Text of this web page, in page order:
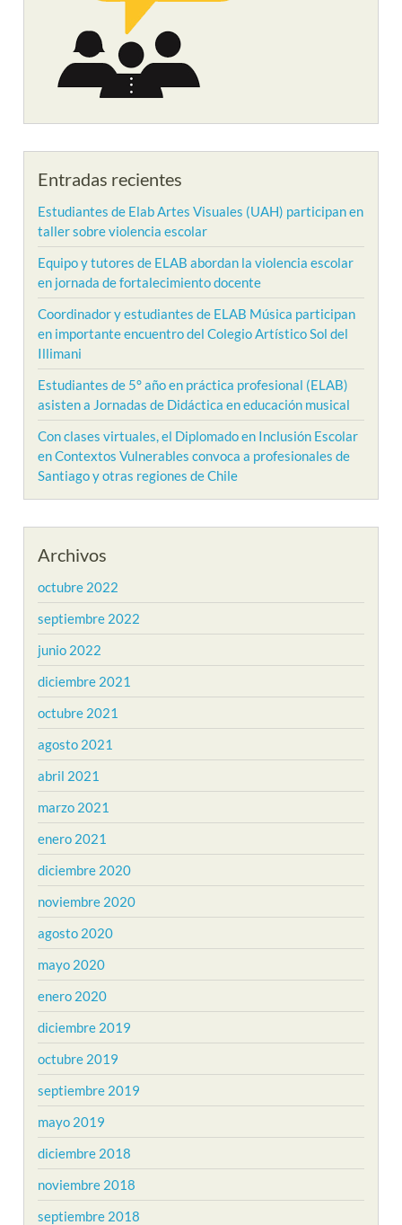
Entradas recientes
Estudiantes de Elab Artes Visuales (UAH) participan en
taller sobre violencia escolar
Equipo y tutores de ELAB abordan la violencia escolar
en jornada de fortalecimiento docente
Coordinador y estudiantes de ELAB Música participan
en importante encuentro del Colegio Artístico Sol del
Illimani
Estudiantes de 5° año en práctica profesional (ELAB)
asisten a Jornadas de Didáctica en educación musical
Con clases virtuales, el Diplomado en Inclusión Escolar
en Contextos Vulnerables convoca a profesionales de
Santiago y otras regiones de Chile
Archivos
octubre 2022
septiembre 2022
junio 2022
diciembre 2021
octubre 2021
agosto 2021
abril 2021
marzo 2021
enero 2021
diciembre 2020
noviembre 2020
agosto 2020
mayo 2020
enero 2020
diciembre 2019
octubre 2019
septiembre 2019
mayo 2019
diciembre 2018
noviembre 2018
septiembre 2018